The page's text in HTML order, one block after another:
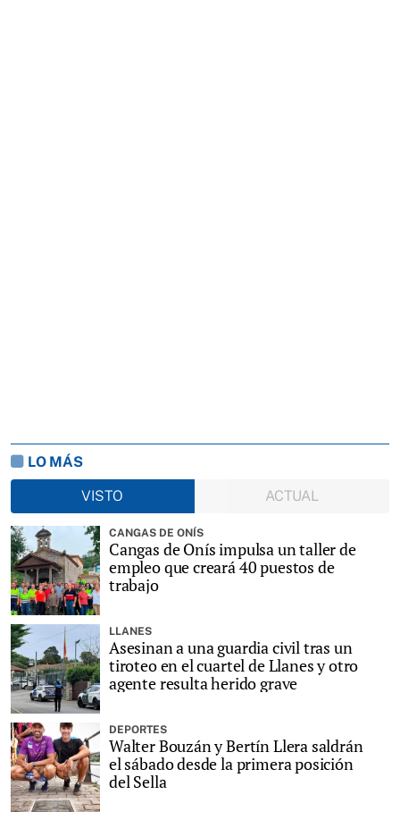
LO MÁS
VISTO
ACTUAL
CANGAS DE ONÍS
Cangas de Onís impulsa un taller de
empleo que creará 40 puestos de
trabajo
LLANES
Asesinan a una guardia civil tras un
tiroteo en el cuartel de Llanes y otro
agente resulta herido grave
DEPORTES
Walter Bouzán y Bertín Llera saldrán
el sábado desde la primera posición
del Sella